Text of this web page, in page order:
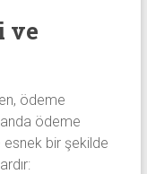
ve
ödeme
ödeme
esnek bir şekilde